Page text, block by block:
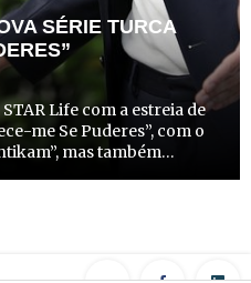
SÉRIE TURCA
Life com a estreia de
me Se Puderes”, com o
mas também